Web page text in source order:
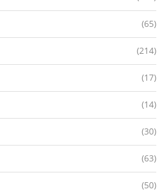
(65)
(214)
(17)
(14)
(30)
(63)
(50)